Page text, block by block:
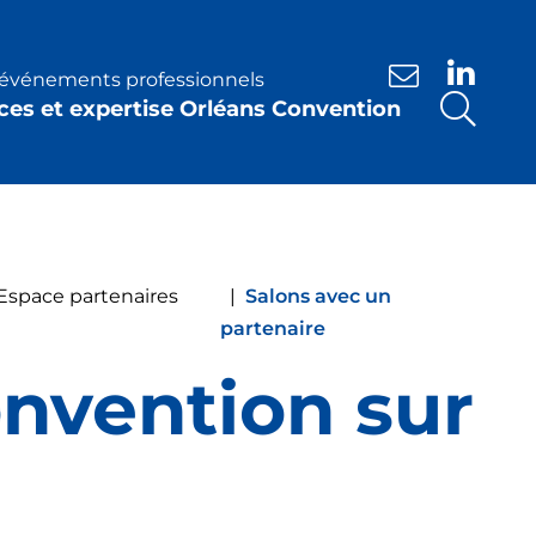
professionnels
Nous contacter
et expertise Orléans Convention
partenaires
| Salons avec un
partenaire
sur